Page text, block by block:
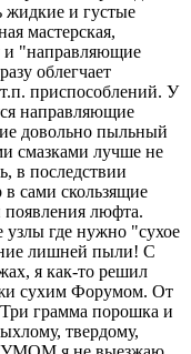
жидкие и густые
мастерская,
и "направляющие
облегчает
приспособлений. У
направляющие
довольно пыльный
смазками лучше не
в последствии
в сами скользящие
появления люфта.
где нужно "сухое
лишней пыли! С
я как-то решил
сухим Форумом. От
грамма порошка и
твердому,